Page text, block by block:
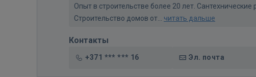
Опыт в строительстве более 20 лет.
Строительство домов от... читать дальше
Контакты
+371 *** *** 16 Эл. почта